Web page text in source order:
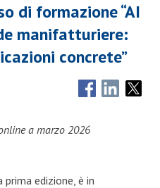
di formazione “AI
manifatturiere:
concrete”
a marzo 2026
edizione, è in